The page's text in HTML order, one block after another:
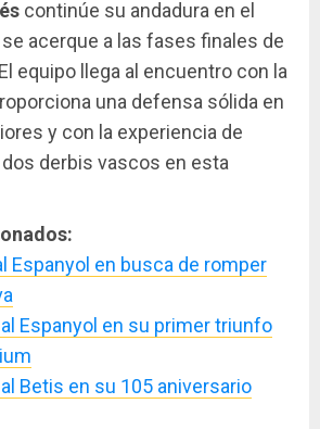
continúe su andadura en el
acerque a las fases finales de
equipo llega al encuentro con la
una defensa sólida en
y con la experiencia de
dos derbis vascos en esta
Espanyol en busca de romper
Espanyol en su primer triunfo
Betis en su 105 aniversario